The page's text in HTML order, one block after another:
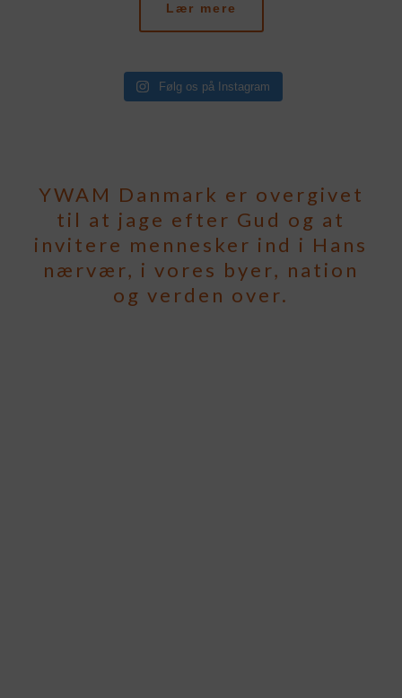
Lær mere
Følg os på Instagram
YWAM Danmark er overgivet
til at jage efter Gud og at
invitere mennesker ind i Hans
nærvær, i vores byer, nation
og verden over.